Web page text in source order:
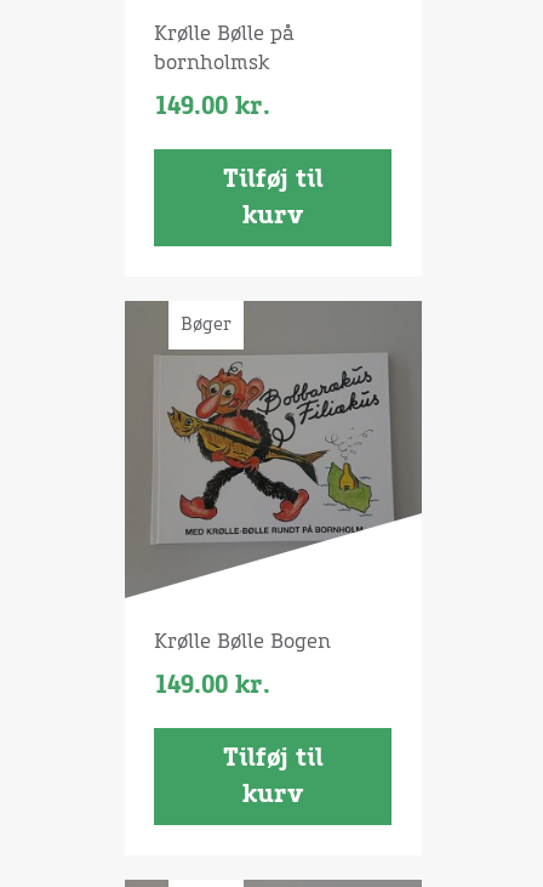
Krølle Bølle på
bornholmsk
149.00 kr.
Tilføj til
kurv
Bøger
Krølle Bølle Bogen
149.00 kr.
Tilføj til
kurv